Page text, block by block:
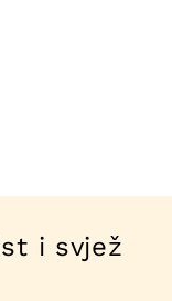
i svjež